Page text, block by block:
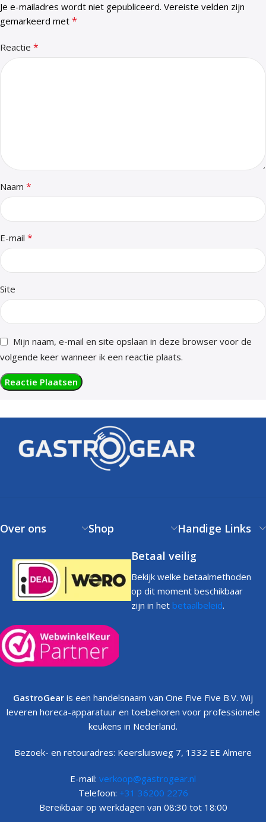
Je e-mailadres wordt niet gepubliceerd. Vereiste velden zijn
gemarkeerd met *
Reactie *
Naam *
E-mail *
Site
Mijn naam, e-mail en site opslaan in deze browser voor de
volgende keer wanneer ik een reactie plaats.
Over ons Shop
Handige Links
Betaal veilig
Bekijk welke betaalmethoden
op dit moment beschikbaar
zijn in het betaalbeleid.
GastroGear is een handelsnaam van One Five Five B.V. Wij
leveren horeca-apparatuur en toebehoren voor professionele
keukens in Nederland.
Bezoek- en retouradres: Keersluisweg 7, 1332 EE Almere
E-mail: verkoop@gastrogear.nl
Telefoon: +31 36200 2276
Bereikbaar op werkdagen van 08:30 tot 18:00